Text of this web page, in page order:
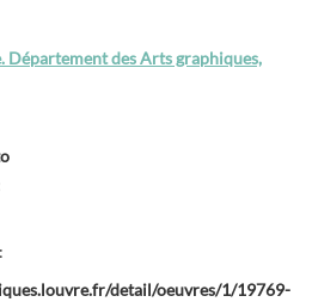
Département des Arts graphiques,
detail/oeuvres/1/19769-